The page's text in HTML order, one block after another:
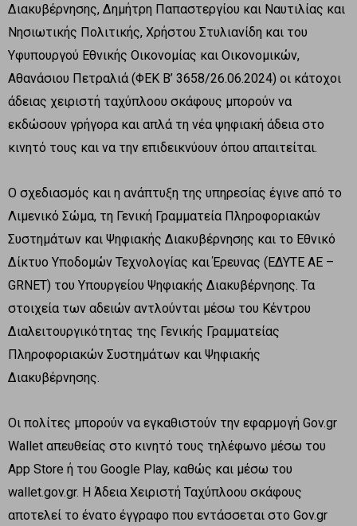
Διακυβέρνησης, Δημήτρη Παπαστεργίου και Ναυτιλίας και
Νησιωτικής Πολιτικής, Χρήστου Στυλιανίδη και του
Υφυπουργού Εθνικής Οικονομίας και Οικονομικών,
Αθανάσιου Πετραλιά (ΦΕΚ Β’ 3658/26.06.2024) οι κάτοχοι
άδειας χειριστή ταχύπλοου σκάφους μπορούν να
εκδώσουν γρήγορα και απλά τη νέα ψηφιακή άδεια στο
κινητό τους και να την επιδεικνύουν όπου απαιτείται.
Ο σχεδιασμός και η ανάπτυξη της υπηρεσίας έγινε από το
Λιμενικό Σώμα, τη Γενική Γραμματεία Πληροφοριακών
Συστημάτων και Ψηφιακής Διακυβέρνησης και το Εθνικό
Δίκτυο Υποδομών Τεχνολογίας και Έρευνας (ΕΔΥΤΕ ΑΕ –
GRNET) του Υπουργείου Ψηφιακής Διακυβέρνησης. Τα
στοιχεία των αδειών αντλούνται μέσω του Κέντρου
Διαλειτουργικότητας της Γενικής Γραμματείας
Πληροφοριακών Συστημάτων και Ψηφιακής
Διακυβέρνησης.
Οι πολίτες μπορούν να εγκαθιστούν την εφαρμογή Gov.gr
Wallet απευθείας στο κινητό τους τηλέφωνο μέσω του
App Store ή του Google Play, καθώς και μέσω του
wallet.gov.gr. Η Άδεια Χειριστή Ταχύπλοου σκάφους
αποτελεί το ένατο έγγραφο που εντάσσεται στο Gov.gr